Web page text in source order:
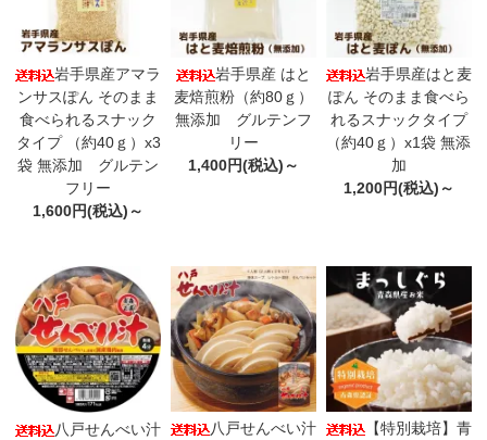
岩手県産アマラ
ンサスぽん そのまま
食べられるスナック
タイプ （約40ｇ）x3
袋 無添加 グルテン
フリー
1,600円(税込)～
岩手県産 はと
麦焙煎粉（約80ｇ）
無添加 グルテンフ
リー
1,400円(税込)～
岩手県産はと麦
ぽん そのまま食べら
れるスナックタイプ
（約40ｇ）x1袋 無添
加
1,200円(税込)～
八戸せんべい汁
八戸せんべい汁
【特別栽培】青